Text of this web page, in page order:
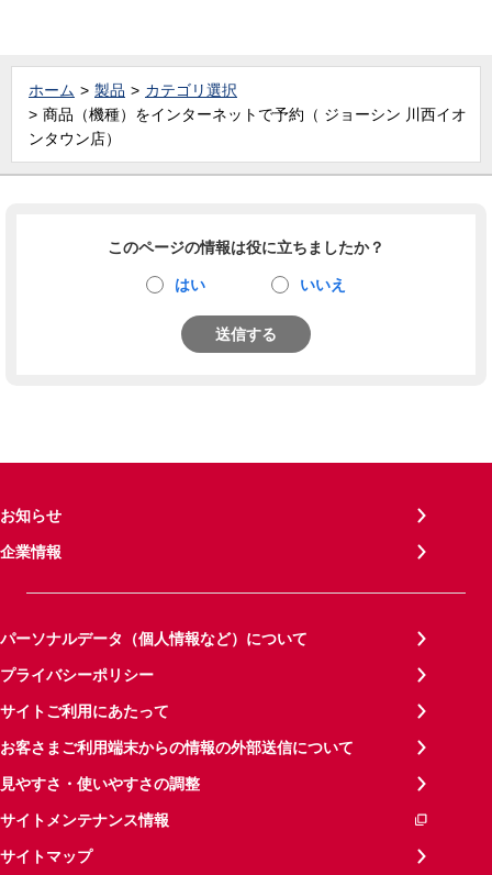
ホーム 製品
カテゴリ選択
商品（機種）をインターネットで予約（ ジョーシン 川西イオ
ンタウン店）
このページの情報は役に立ちましたか？
はい いいえ
送信する
お知らせ
企業情報
パーソナルデータ（個人情報など）について
プライバシーポリシー
サイトご利用にあたって
お客さまご利用端末からの情報の外部送信について
見やすさ・使いやすさの調整
サイトメンテナンス情報
サイトマップ